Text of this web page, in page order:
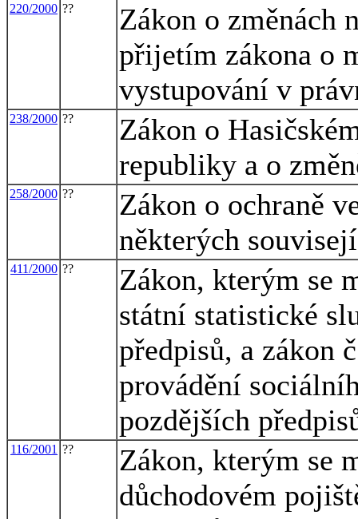
220/2000 ??
Zákon o změnách
přijetím zákona o
vystupování v
238/2000 ??
Zákon o
republiky a o
258/2000 ??
Zákon o ochraně
některých
411/2000 ??
Zákon, kterým se
státní statistické
předpisů, a zákon
provádění
pozdějších
116/2001 ??
Zákon, kterým se
důchodovém